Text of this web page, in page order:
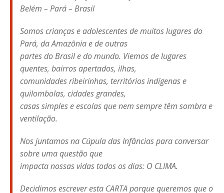
Belém – Pará – Brasil
Somos crianças e adolescentes de muitos lugares do
Pará, da Amazônia e de outras
partes do Brasil e do mundo. Viemos de lugares
quentes, bairros apertados, ilhas,
comunidades ribeirinhas, territórios indígenas e
quilombolas, cidades grandes,
casas simples e escolas que nem sempre têm sombra e
ventilação.
Nos juntamos na Cúpula das Infâncias para conversar
sobre uma questão que
impacta nossas vidas todos os dias: O CLIMA.
Decidimos escrever esta CARTA porque queremos que o